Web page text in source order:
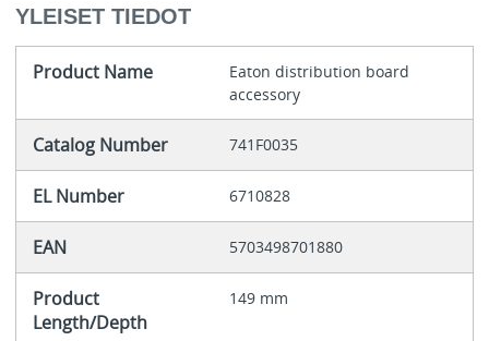
YLEISET TIEDOT
Product Name
Eaton distribution board
accessory
Catalog Number 741F0035
EL Number 6710828
EAN 5703498701880
Product
Length/Depth
149 mm